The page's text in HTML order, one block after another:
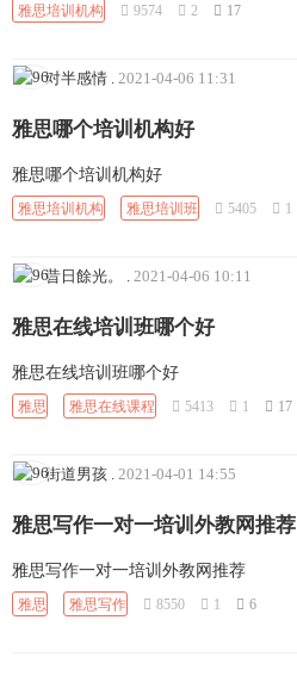
雅思培训机构 9574 2 17
对半感情 2021-04-06 11:31
雅思哪个培训机构好
雅思哪个培训机构好
雅思培训机构 雅思培训班 5405 1
昔日餘光。 2021-04-06 10:11
雅思在线培训班哪个好
雅思在线培训班哪个好
雅思 雅思在线课程 5413 1 17
街道男孩 2021-04-01 14:55
雅思写作一对一培训外教网推荐
雅思写作一对一培训外教网推荐
雅思 雅思写作 8550 1 6